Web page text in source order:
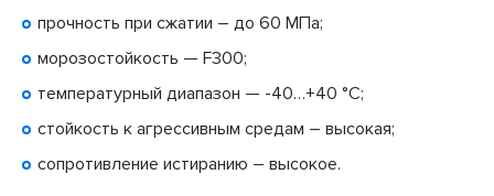
прочность при сжатии – до 60 МПа;
морозостойкость — F300;
температурный диапазон — -40…+40 °С;
стойкость к агрессивным средам – высокая;
сопротивление истиранию – высокое.